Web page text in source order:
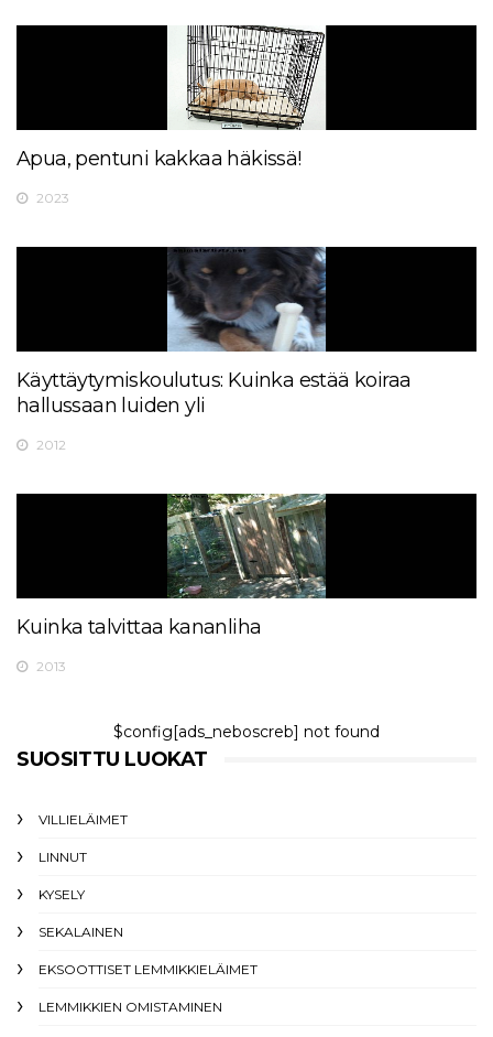
Apua, pentuni kakkaa häkissä!
2023
Käyttäytymiskoulutus: Kuinka estää koiraa
hallussaan luiden yli
2012
Kuinka talvittaa kananliha
2013
$config[ads_neboscreb] not found
SUOSITTU LUOKAT
VILLIELÄIMET
LINNUT
KYSELY
SEKALAINEN
EKSOOTTISET LEMMIKKIELÄIMET
LEMMIKKIEN OMISTAMINEN